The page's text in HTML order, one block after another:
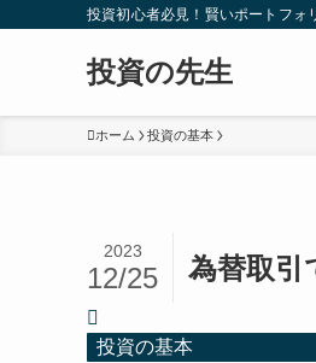
投資初心者必見！賢いポートフォ
投資の先生
ホーム 投資の基本
為替取
2023
12/25
投資の基本